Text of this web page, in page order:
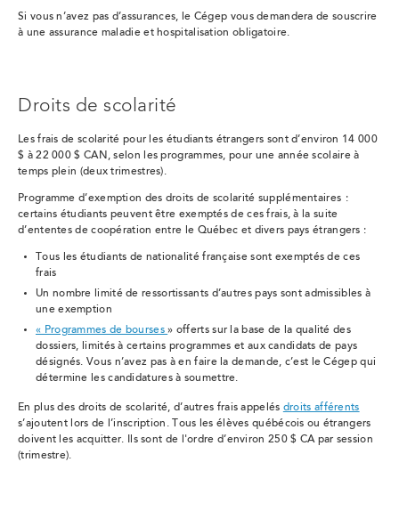
Si vous n’avez pas d’assurances, le Cégep vous demandera de souscrire
à une assurance maladie et hospitalisation obligatoire.
Droits de scolarité
Les frais de scolarité pour les étudiants étrangers sont d’environ 14 000
$ à 22 000 $ CAN, selon les programmes, pour une année scolaire à
temps plein (deux trimestres).
Programme d’exemption des droits de scolarité supplémentaires :
certains étudiants peuvent être exemptés de ces frais, à la suite
d’ententes de coopération entre le Québec et divers pays étrangers :
Tous les étudiants de nationalité française sont exemptés de ces
frais
Un nombre limité de ressortissants d’autres pays sont admissibles à
une exemption
« Programmes de bourses» offerts sur la base de la qualité des
dossiers, limités à certains programmes et aux candidats de pays
désignés. Vous n’avez pas à en faire la demande, c’est le Cégep qui
détermine les candidatures à soumettre.
En plus des droits de scolarité, d’autres frais appelés droits afférents
s’ajoutent lors de l’inscription. Tous les élèves québécois ou étrangers
doivent les acquitter. Ils sont de l'ordre d’environ 250 $ CA par session
(trimestre).